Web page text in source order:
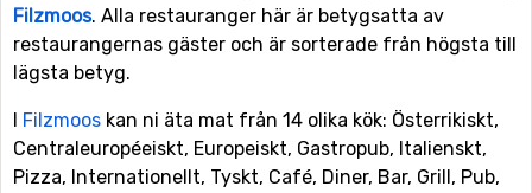
Filzmoos. Alla restauranger här är betygsatta av
restaurangernas gäster och är sorterade från högsta till
lägsta betyg.
I Filzmoos kan ni äta mat från 14 olika kök: Österrikiskt,
Centraleuropéeiskt, Europeiskt, Gastropub, Italienskt,
Pizza, Internationellt, Tyskt, Café, Diner, Bar, Grill, Pub,